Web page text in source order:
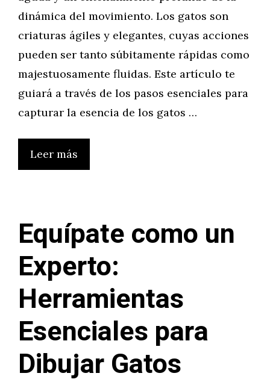
dinámica del movimiento. Los gatos son
criaturas ágiles y elegantes, cuyas acciones
pueden ser tanto súbitamente rápidas como
majestuosamente fluidas. Este artículo te
guiará a través de los pasos esenciales para
capturar la esencia de los gatos …
Leer más
Equípate como un
Experto:
Herramientas
Esenciales para
Dibujar Gatos